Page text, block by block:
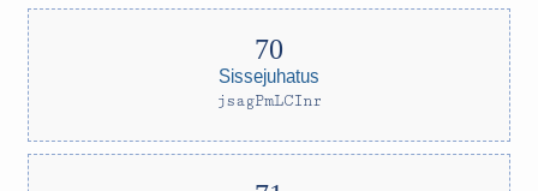
Sissejuhatus
jsagPmLCInr